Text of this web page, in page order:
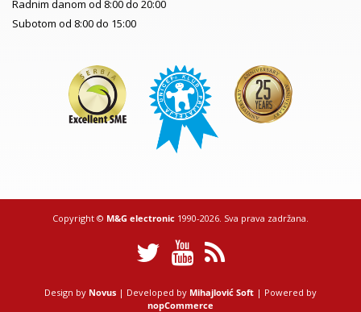
Radnim danom od 8:00 do 20:00
Subotom od 8:00 do 15:00
Copyright © M&G electronic 1990-2026. Sva prava zadržana.
Design by Novus | Developed by Mihajlović Soft | Powered by
nopCommerce